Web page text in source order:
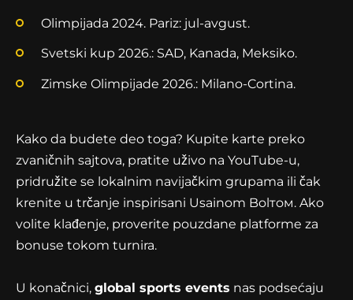
Olimpijada 2024. Pariz: jul-avgust.
Svetski kup 2026.: SAD, Kanada, Meksiko.
Zimske Olimpijade 2026.: Milano-Cortina.
Kako da budete deo toga? Kupite karte preko
zvaničnih sajtova, pratite uživo na YouTube-u,
pridružite se lokalnim navijačkim grupama ili čak
krenite u trčanje inspirisani Usainom Bolтом. Ako
volite klađenje, proverite pouzdane platforme za
bonuse tokom turnira.
U konačnici, global sports events nas podsećaju